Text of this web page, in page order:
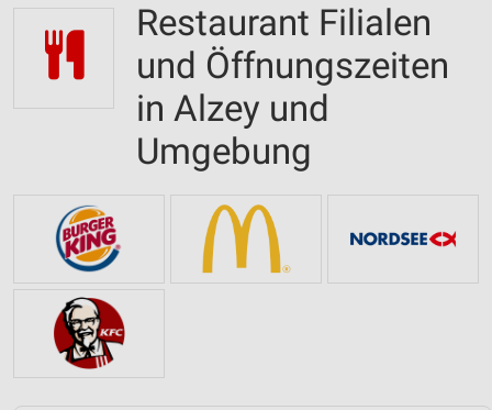
Restaurant Filialen
und Öffnungszeiten
in Alzey und
Umgebung